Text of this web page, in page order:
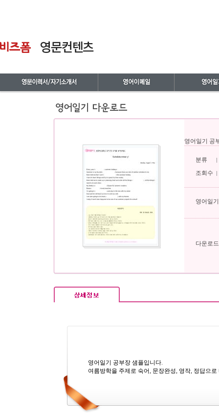
영어일기 공
분류 |
조회수 |
영어일
다운로드
영어일기 공부장 샘플입니다.
여름방학을 주제로 숙어, 문장완성, 영작, 정답으